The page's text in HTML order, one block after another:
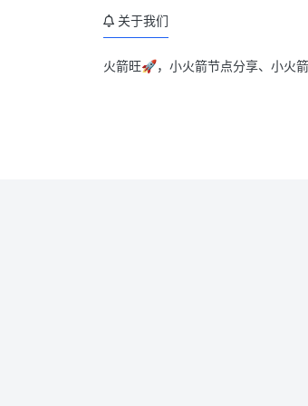
关于我们
火箭旺🚀，小火箭节点分享、小火箭